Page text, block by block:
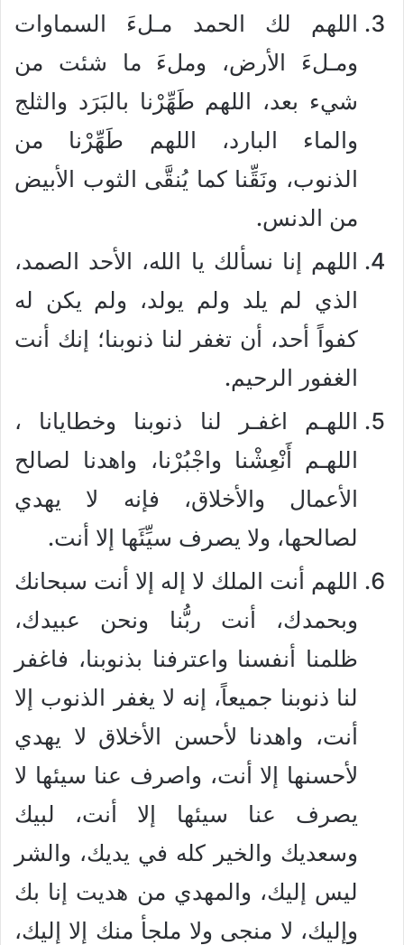
اللهم لك الحمد مـلءَ السماوات
ومـلءَ الأرض، وملءَ ما شئت من
شيء بعد، اللهم طَهِّرْنا بالبَرَد والثلج
والماء البارد، اللهم طَهِّرْنا من
الذنوب، ونَقِّنا كما يُنقَّى الثوب الأبيض
من الدنس.
اللهم إنا نسألك يا الله، الأحد الصمد،
الذي لم يلد ولم يولد، ولم يكن له
كفواً أحد، أن تغفر لنا ذنوبنا؛ إنك أنت
الغفور الرحيم.
اللهـم اغفـر لنا ذنوبنا وخطايانا ،
اللهـم أَنْعِشْنا واجْبُرْنا، واهدنا لصالح
الأعمال والأخلاق، فإنه لا يهدي
لصالحها، ولا يصرف سيِّئَها إلا أنت.
اللهم أنت الملك لا إله إلا أنت سبحانك
وبحمدك، أنت ربُّنا ونحن عبيدك،
ظلمنا أنفسنا واعترفنا بذنوبنا، فاغفر
لنا ذنوبنا جميعاً، إنه لا يغفر الذنوب إلا
أنت، واهدنا لأحسن الأخلاق لا يهدي
لأحسنها إلا أنت، واصرف عنا سيئها لا
يصرف عنا سيئها إلا أنت، لبيك
وسعديك والخير كله في يديك، والشر
ليس إليك، والمهدي من هديت إنا بك
وإليك، لا منجى ولا ملجأ منك إلا إليك،